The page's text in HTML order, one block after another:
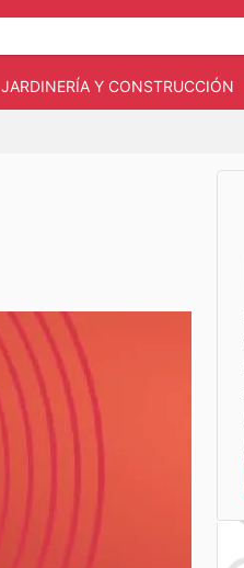
JARDINERÍA Y CONSTRUCCIÓN